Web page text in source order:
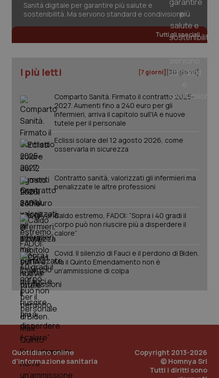
Sanità digitale per garantire più salute e
sostenibilità. Ma servono standard e condivisione
Tutti gli speciali
I più letti [7 giorni] [30 giorni]
Comparto Sanità. Firmato il contratto 2025-
2027. Aumenti fino a 240 euro per gli
infermieri, arriva il capitolo sull'IA e nuove
tutele per il personale
Eclissi solare del 12 agosto 2026, come
osservarla in sicurezza
Contratto sanità, valorizzati gli infermieri ma
penalizzate le altre professioni
Caldo estremo, FADOI: “Sopra i 40 gradi il
corpo può non riuscire più a disperdere il
calore”
Covid. Il silenzio di Fauci e il perdono di Biden.
Ma il Quinto Emendamento non è
un’ammissione di colpa
Quotidiano online
d'informazione sanitaria
Copyright 2013-2026
© Homnya Srl
Tutti i diritti sono
tracking-sites-ironfish-
www.quotidianosanita.it
2
tracking-sites-ironfish-
session-id
www.quotidianosanita.it
PHPSESSID